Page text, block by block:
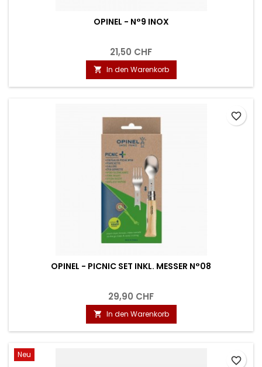
OPINEL - N°9 INOX
21,50 CHF
 In den Warenkorb
OPINEL - PICNIC SET INKL. MESSER N°08
29,90 CHF
 In den Warenkorb
favorite_border
Neu
favorite_border